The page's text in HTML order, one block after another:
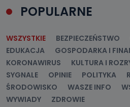
POPULARNE
WSZYSTKIE BEZPIECZEŃSTWO
EDUKACJA
GOSPODARKA I
KORONAWIRUS
KULTURA I
SYGNALE
OPINIE POLITYKA
ŚRODOWISKO
WASZE INFO
WYWIADY
ZDROWIE